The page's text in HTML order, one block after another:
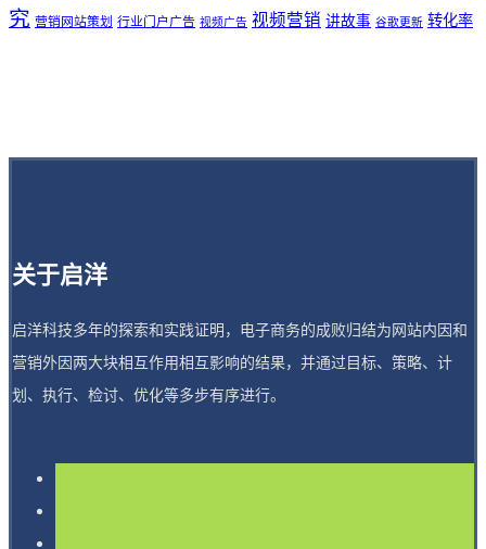
究 营销网站策划 行业门户广告 视频广告 视频营销 讲故事 谷歌更新 转化率
关于启洋
启洋科技多年的探索和实践证明，电子商务的成败归结为网站内因和
营销外因两大块相互作用相互影响的结果，并通过目标、策略、计
划、执行、检讨、优化等多步有序进行。